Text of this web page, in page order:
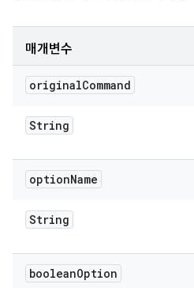
매개변수
originalCommand
String
optionName
String
booleanOption